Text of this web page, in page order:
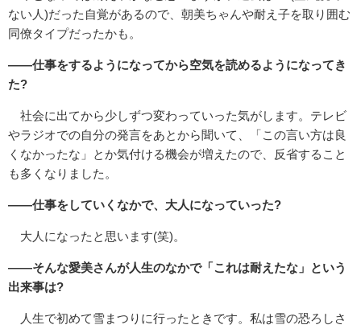
ない人)だった自覚があるので、朝美ちゃんや耐え子を取り囲む
同僚タイプだったかも。
――仕事をするようになってから空気を読めるようになってき
た?
社会に出てから少しずつ変わっていった気がします。テレビ
やラジオでの自分の発言をあとから聞いて、「この言い方は良
くなかったな」とか気付ける機会が増えたので、反省すること
も多くなりました。
――仕事をしていくなかで、大人になっていった?
大人になったと思います(笑)。
――そんな愛美さんが人生のなかで「これは耐えたな」という
出来事は?
人生で初めて雪まつりに行ったときです。私は雪の恐ろしさ